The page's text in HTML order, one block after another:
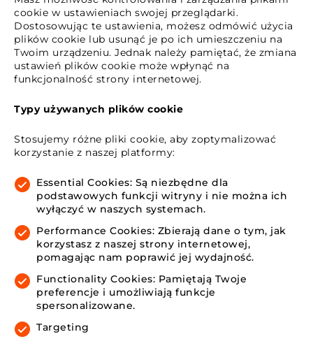
cookie w ustawieniach swojej przeglądarki.
Dostosowując te ustawienia, możesz odmówić użycia
plików cookie lub usunąć je po ich umieszczeniu na
Twoim urządzeniu. Jednak należy pamiętać, że zmiana
ustawień plików cookie może wpłynąć na
funkcjonalność strony internetowej.
Typy używanych plików cookie
Stosujemy różne pliki cookie, aby zoptymalizować
korzystanie z naszej platformy:
Essential Cookies: Są niezbędne dla
podstawowych funkcji witryny i nie można ich
wyłączyć w naszych systemach.
Performance Cookies: Zbierają dane o tym, jak
korzystasz z naszej strony internetowej,
pomagając nam poprawić jej wydajność.
Functionality Cookies: Pamiętają Twoje
preferencje i umożliwiają funkcje
spersonalizowane.
Targeting